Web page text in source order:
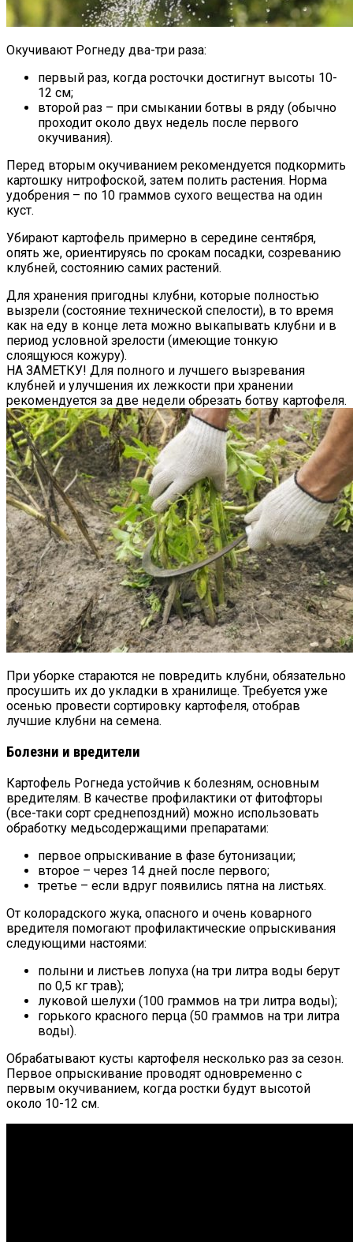
Окучивают Рогнеду два-три раза:
первый раз, когда росточки достигнут высоты 10-
12 см;
второй раз – при смыкании ботвы в ряду (обычно
проходит около двух недель после первого
окучивания).
Перед вторым окучиванием рекомендуется подкормить
картошку нитрофоской, затем полить растения. Норма
удобрения – по 10 граммов сухого вещества на один
куст.
Убирают картофель примерно в середине сентября,
опять же, ориентируясь по срокам посадки, созреванию
клубней, состоянию самих растений.
Для хранения пригодны клубни, которые полностью
вызрели (состояние технической спелости), в то время
как на еду в конце лета можно выкапывать клубни и в
период условной зрелости (имеющие тонкую
слоящуюся кожуру).
НА ЗАМЕТКУ! Для полного и лучшего вызревания
клубней и улучшения их лежкости при хранении
рекомендуется за две недели обрезать ботву картофеля.
При уборке стараются не повредить клубни, обязательно
просушить их до укладки в хранилище. Требуется уже
осенью провести сортировку картофеля, отобрав
лучшие клубни на семена.
Болезни и вредители
Картофель Рогнеда устойчив к болезням, основным
вредителям. В качестве профилактики от фитофторы
(все-таки сорт среднепоздний) можно использовать
обработку медьсодержащими препаратами:
первое опрыскивание в фазе бутонизации;
второе – через 14 дней после первого;
третье – если вдруг появились пятна на листьях.
От колорадского жука, опасного и очень коварного
вредителя помогают профилактические опрыскивания
следующими настоями:
полыни и листьев лопуха (на три литра воды берут
по 0,5 кг трав);
луковой шелухи (100 граммов на три литра воды);
горького красного перца (50 граммов на три литра
воды).
Обрабатывают кусты картофеля несколько раз за сезон.
Первое опрыскивание проводят одновременно с
первым окучиванием, когда ростки будут высотой
около 10-12 см.